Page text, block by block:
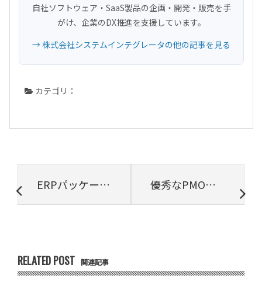
自社ソフトウェア・SaaS製品の企画・開発・販売を手
がけ、企業のDX推進を支援しています。
→ 株式会社システムインテグレータの他の記事を見る
カテゴリ：
ERPパッケージのバージョンアップとは｜メリットや手順について詳しく解説 優秀なPMOは役割を意識し、意識させている【プロジェクトは現場で起きているんだ！第84章】
RELATED POST 関連記事